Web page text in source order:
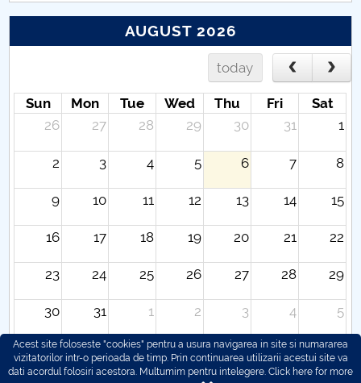
AUGUST 2026
today
Sun Mon Tue Wed Thu Fri
Sat
26
27 28 29 30 31 1
2 3 4 5 6 7 8
9 10 11 12 13 14 15
16 17 18 19 20 21 22
23 24 25 26 27 28 29
30 31 1 2 3 4 5
Acest site foloseste "cookies" pentru a usura navigarea in site si numararea
vizitatorilor intr-o perioada de timp. Prin continuarea utilizarii acestui site va
dati acordul folosiri acestora. Multumim pentru intelegere. Click here for more